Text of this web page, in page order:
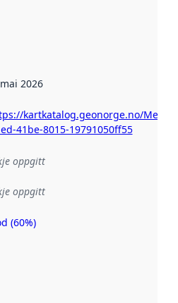
2026
kartkatalog.geonorge.no/
41be-8015-19791050ff55
oppgitt
oppgitt
(60%)